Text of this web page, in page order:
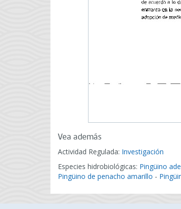
Vea además
Actividad Regulada: Investigación
Especies hidrobiológicas: Pingüino
Pingüino de penacho amarillo -